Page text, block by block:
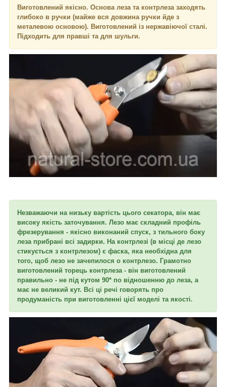
Виготовлений якісно. Основа леза та контрлеза заходять
глибоко в ручки (майже вся довжина ручки йде з
металевою основою). Виготовлений із нержавіючої сталі.
Підходить для правші та для шульги.
Незважаючи на низьку вартість цього секатора, він має
високу якість заточування. Лезо має складний профіль
фрезерування - якісно виконаний спуск, з тильного боку
леза прибрані всі задирки. На контрлезі (в місці де лезо
стикується з контрлезом) є фаска, яка необхідна для
того, щоб лезо не зачепилося о контрлезо. Грамотно
виготовлений торець контрлеза - він виготовлений
правильно - не під кутом 90* по відношенню до леза, а
має не великий кут. Всі ці речі говорять про
продуманість при виготовленні цієї моделі та якості.